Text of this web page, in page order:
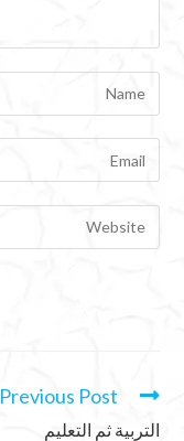
Previous Post
التربية ثم التعليم